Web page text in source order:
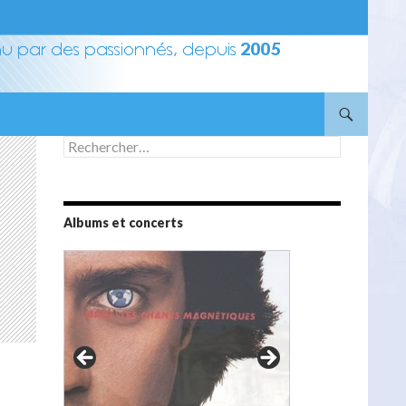
Rechercher :
Albums et concerts